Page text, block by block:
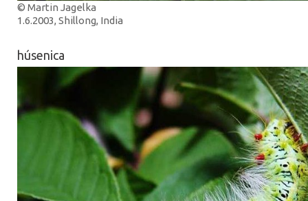
© Martin Jagelka
1.6.2003, Shillong, India
húsenica